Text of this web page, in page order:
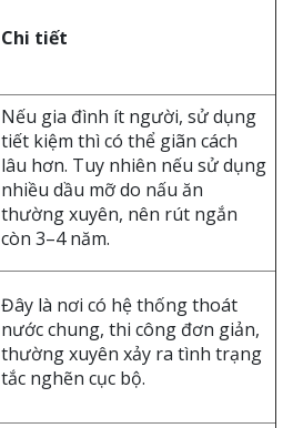
Chi tiết
Nếu gia đình ít người, sử dụng
tiết kiệm thì có thể giãn cách
lâu hơn. Tuy nhiên nếu sử dụng
nhiều dầu mỡ do nấu ăn
thường xuyên, nên rút ngắn
còn 3–4 năm.
Đây là nơi có hệ thống thoát
nước chung, thi công đơn giản,
thường xuyên xảy ra tình trạng
tắc nghẽn cục bộ.